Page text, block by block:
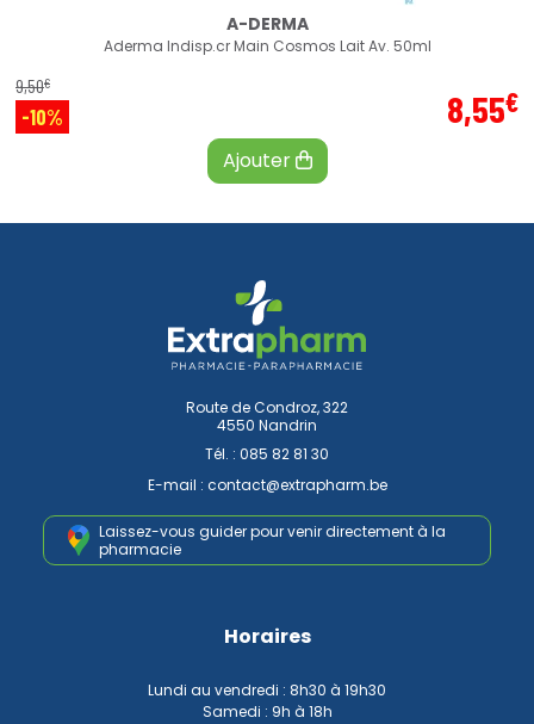
A-DERMA
Aderma Indisp.cr Main Cosmos Lait Av. 50ml
9,50€
-10% 8,55€
Ajouter
Route de Condroz, 322
4550 Nandrin
Tél. : 085 82 81 30
E-mail : contact@extrapharm.be
Laissez-vous guider pour venirdirectement à la
pharmacie
Horaires
Lundi au vendredi : 8h30 à 19h30
Samedi : 9h à 18h